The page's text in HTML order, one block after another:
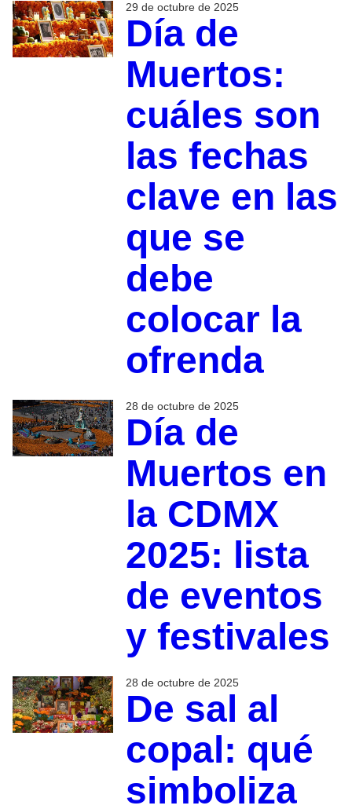
29 de octubre de 2025
Día de
Muertos:
cuáles son
las fechas
clave en las
que se
debe
colocar la
ofrenda
28 de octubre de 2025
Día de
Muertos en
la CDMX
2025: lista
de eventos
y festivales
28 de octubre de 2025
De sal al
copal: qué
simboliza